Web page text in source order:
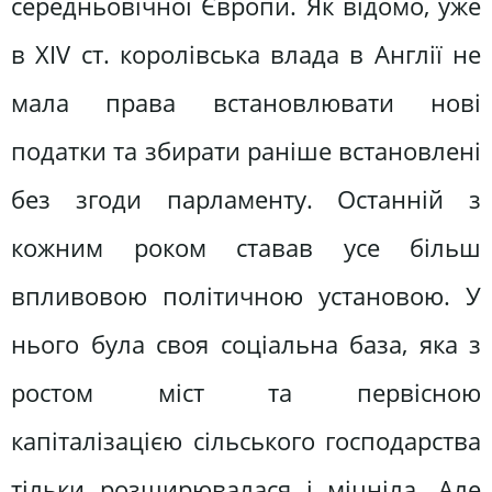
в XIV ст. королівська влада в Англії не
мала права встановлювати нові
податки та збирати раніше встановлені
без згоди парламенту. Останній з
кожним роком ставав усе більш
впливовою політичною установою. У
нього була своя соціальна база, яка з
ростом міст та первісною
капіталізацією сільського господарства